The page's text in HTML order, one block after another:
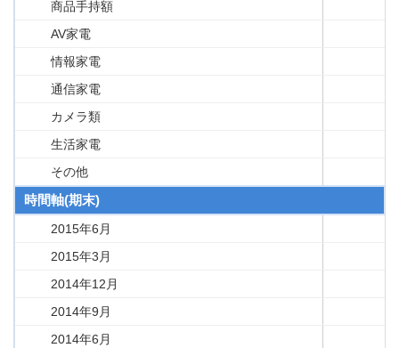
商品手持額
AV家電
情報家電
通信家電
カメラ類
生活家電
その他
時間軸(期末)
2015年6月
2015年3月
2014年12月
2014年9月
2014年6月